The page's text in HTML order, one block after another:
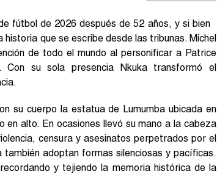
fútbol de 2026 después de 52 años, y si bien
que se escribe desde las tribunas. Michel
de todo el mundo al personificar a Patrice
Con su sola presencia Nkuka transformó el
su cuerpo la estatua de Lumumba ubicada en
alto. En ocasiones llevó su mano a la cabeza
censura y asesinatos perpetrados por el
adoptan formas silenciosas y pacíficas.
y tejiendo la memoria histórica de la